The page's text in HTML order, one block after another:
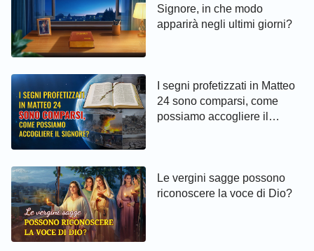
Signore, in che modo
apparirà negli ultimi giorni?
I segni profetizzati in Matteo
24 sono comparsi, come
possiamo accogliere il
Le vergini sagge possono
riconoscere la voce di Dio?